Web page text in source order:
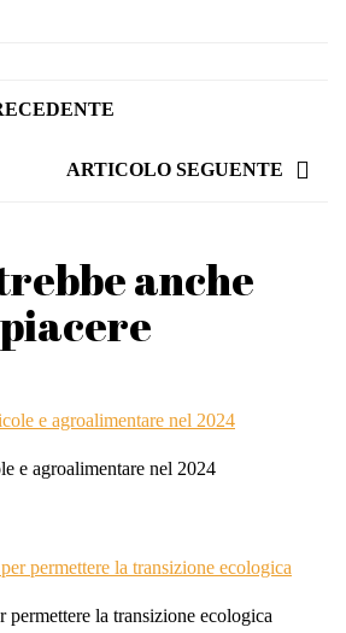
ARTICOLO SEGUENTE
anche
piacere
e agroalimentare nel 2024
permettere la transizione ecologica